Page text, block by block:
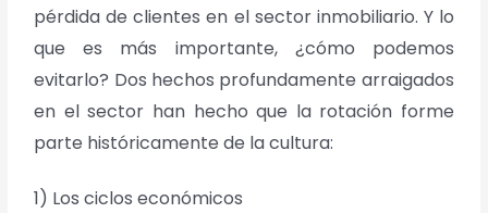
pérdida de clientes en el sector inmobiliario. Y lo
que es más importante, ¿cómo podemos
evitarlo? Dos hechos profundamente arraigados
en elsector han hecho que la rotación forme
parte históricamente de la cultura:
1) Los ciclos económicos